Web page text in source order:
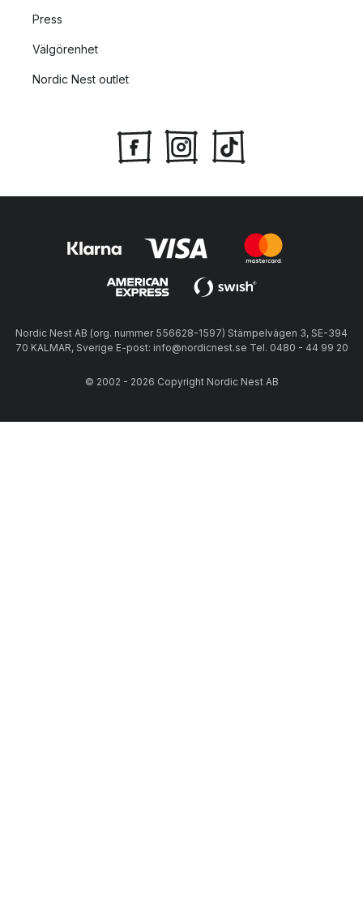
Press
Välgörenhet
Nordic Nest outlet
Nordic Nest AB (org. nummer 556628-1597) Stämpelvägen 3, SE-394
70 KALMAR, Sverige E-post: info@nordicnest.se Tel. 0480 - 44 99 20
© 2002 - 2026 Copyright Nordic Nest AB